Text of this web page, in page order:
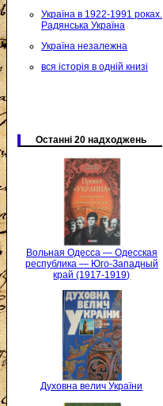
Україна в 1922-1991 роках.
Радянська Україна
Україна незалежна
вся історія в одній книзі
Останні 20 надходжень
Вольная Одесса — Одесская
республика — Юго-Западный
край (1917-1919)
Духовна велич України